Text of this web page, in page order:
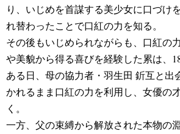
り、いじめを首謀する美少女に口づけ
れ替わったことで口紅の力を知る。
その後もいじめられながらも、口紅の
や美貌から得る喜びを経験した累は、
ある日、母の協力者・羽生田 釿互と出
かれるまま口紅の力を利用し、女優の
く。
一方、父の束縛から解放された本物の